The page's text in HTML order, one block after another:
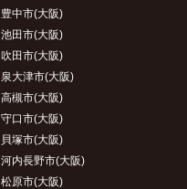
豊中市(大阪)
池田市(大阪)
吹田市(大阪)
泉大津市(大阪)
高槻市(大阪)
守口市(大阪)
貝塚市(大阪)
河内長野市(大阪)
松原市(大阪)